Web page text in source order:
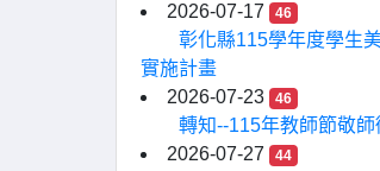
2026-07-17
46
彰化縣115學年度學生
實施計畫
2026-07-23
46
轉知--115年教師節敬師
2026-07-27
44